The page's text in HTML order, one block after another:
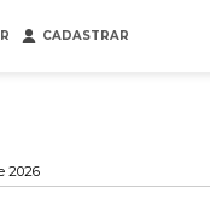
CADASTRAR
2026